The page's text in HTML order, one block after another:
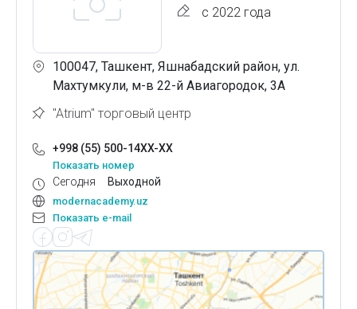
с 2022 года
100047, Ташкент, Яшнабадский район, ул.
Махтумкули, м-в 22-й Авиагородок, 3А
"Atrium" торговый центр
+998 (55) 500-14XX-XX
Показать номер
Сегодня Выходной
modernacademy.uz
Показать e-mail